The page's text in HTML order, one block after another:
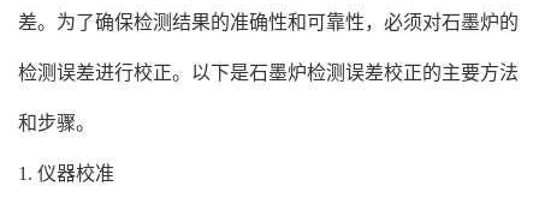
差。为了确保检测结果的准确性和可靠性，必须对石墨炉的
检测误差进行校正。以下是石墨炉检测误差校正的主要方法
和步骤。
1. 仪器校准